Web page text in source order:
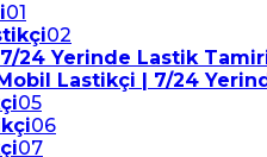
01
02
24 Yerinde Lastik
Lastikçi | 7/24
05
06
07